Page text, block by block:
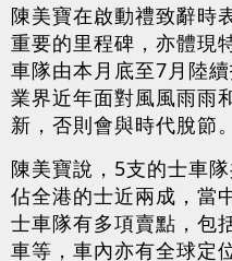
陳美寶在啟動禮致辭時
重要的里程碑，亦體現
車隊由本月底至7月陸
業界近年面對風風雨雨
新，否則會與時代脫節。
陳美寶說，5支的士車
佔全港的士近兩成，當
士車隊有多項賣點，包
車等，車內亦有全球定